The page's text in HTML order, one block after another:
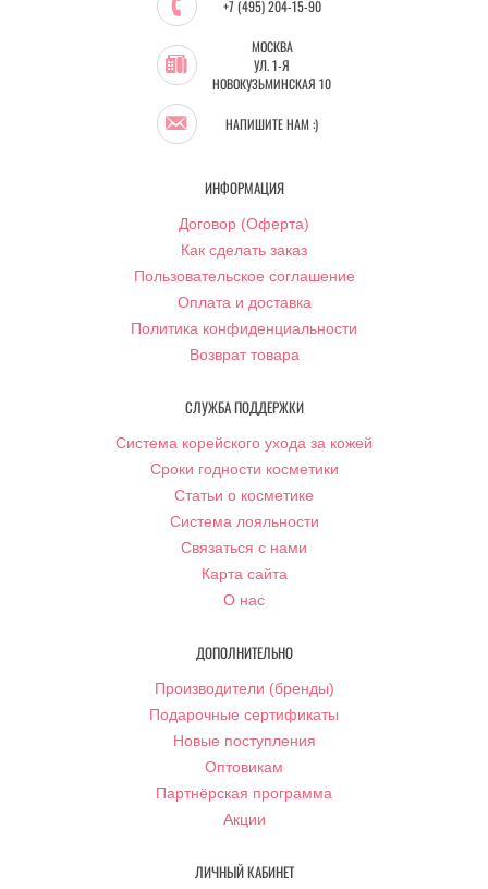
+7 (495) 204-15-90
МОСКВА
УЛ. 1-Я
НОВОКУЗЬМИНСКАЯ 10
НАПИШИТЕ НАМ :)
ИНФОРМАЦИЯ
Договор (Оферта)
Как сделать заказ
Пользовательское соглашение
Оплата и доставка
Политика конфиденциальности
Возврат товара
СЛУЖБА ПОДДЕРЖКИ
Система корейского ухода за кожей
Сроки годности косметики
Статьи о косметике
Система лояльности
Связаться с нами
Карта сайта
О нас
ДОПОЛНИТЕЛЬНО
Производители (бренды)
Подарочные сертификаты
Новые поступления
Оптовикам
Партнёрская программа
Акции
ЛИЧНЫЙ КАБИНЕТ